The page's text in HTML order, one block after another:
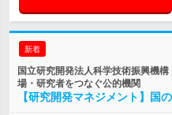
新着
国立研究開発法人科学技術振興機
場・研究者をつなぐ公的機関
【研究開発マネジメント】国